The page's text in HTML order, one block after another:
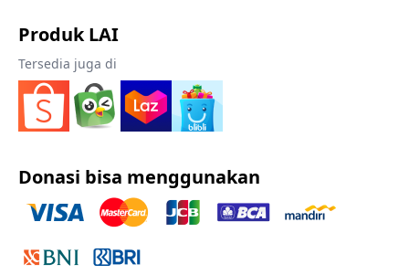
Produk LAI
Tersedia juga di
Donasi bisa menggunakan